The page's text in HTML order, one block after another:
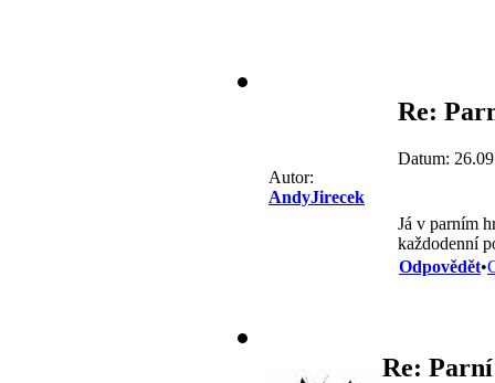
Autor:
AndyJirecek
Re:
Datum:
Já v parním
každodenní
Odpovědět•
Re: